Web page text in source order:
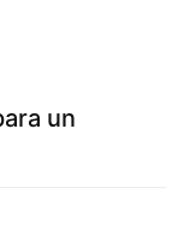
un